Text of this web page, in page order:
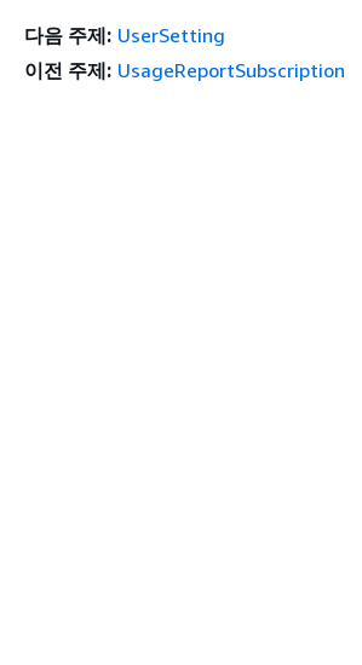
다음 주제: UserSetting
이전 주제: UsageReportSubscription